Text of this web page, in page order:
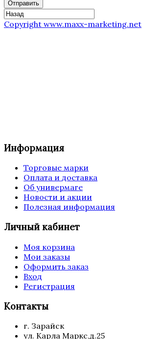
Отправить
Copyright www.maxx-marketing.net
Информация
Торговые марки
Оплата и доставка
Об универмаге
Новости и акции
Полезная информация
Личный кабинет
Моя корзина
Мои заказы
Оформить заказ
Вход
Регистрация
Контакты
г. Зарайск
ул. Карла Маркс,д.25